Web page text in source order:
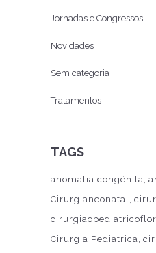
Jornadas e Congressos
Novidades
Sem categoria
Tratamentos
TAGS
anomalia congênita
Cirurgianeonatal
Cirurgia Pediatrica